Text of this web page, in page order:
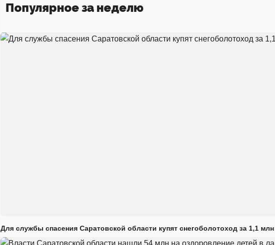
Популярное за неделю
Для службы спасения Саратовской области купят снегоболотоход за 1,1